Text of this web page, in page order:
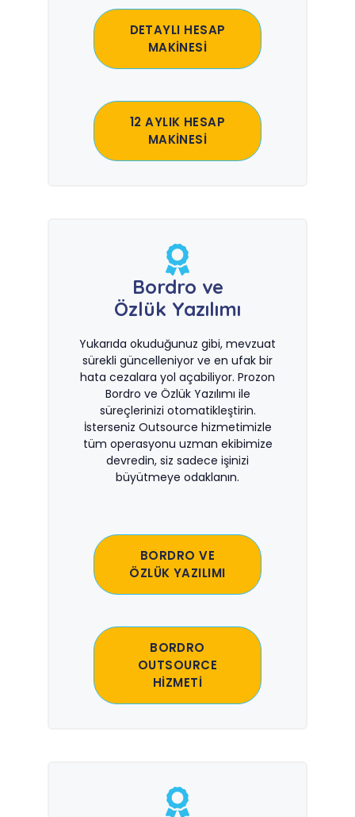
DETAYLI HESAP
MAKİNESİ
12 AYLIK HESAP
MAKİNESİ
Bordro ve
Özlük Yazılımı
Yukarıda okuduğunuz gibi, mevzuat
sürekli güncelleniyor ve en ufak bir
hata cezalara yol açabiliyor. Prozon
Bordro ve Özlük Yazılımı ile
süreçlerinizi otomatikleştirin.
İsterseniz Outsource hizmetimizle
tüm operasyonu uzman ekibimize
devredin, siz sadece işinizi
büyütmeye odaklanın.
BORDRO VE
ÖZLÜK YAZILIMI
BORDRO
OUTSOURCE
HİZMETİ